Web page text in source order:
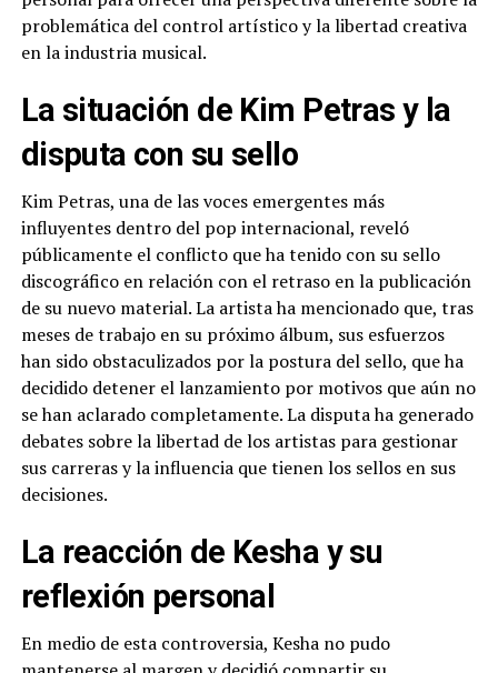
problemática del control artístico y la libertad creativa
en la industria musical.
La situación de Kim Petras y la
disputa con su sello
Kim Petras, una de las voces emergentes más
influyentes dentro del pop internacional, reveló
públicamente el conflicto que ha tenido con su sello
discográfico en relación con el retraso en la publicación
de su nuevo material. La artista ha mencionado que, tras
meses de trabajo en su próximo álbum, sus esfuerzos
han sido obstaculizados por la postura del sello, que ha
decidido detener el lanzamiento por motivos que aún no
se han aclarado completamente. La disputa ha generado
debates sobre la libertad de los artistas para gestionar
sus carreras y la influencia que tienen los sellos en sus
decisiones.
La reacción de Kesha y su
reflexión personal
En medio de esta controversia, Kesha no pudo